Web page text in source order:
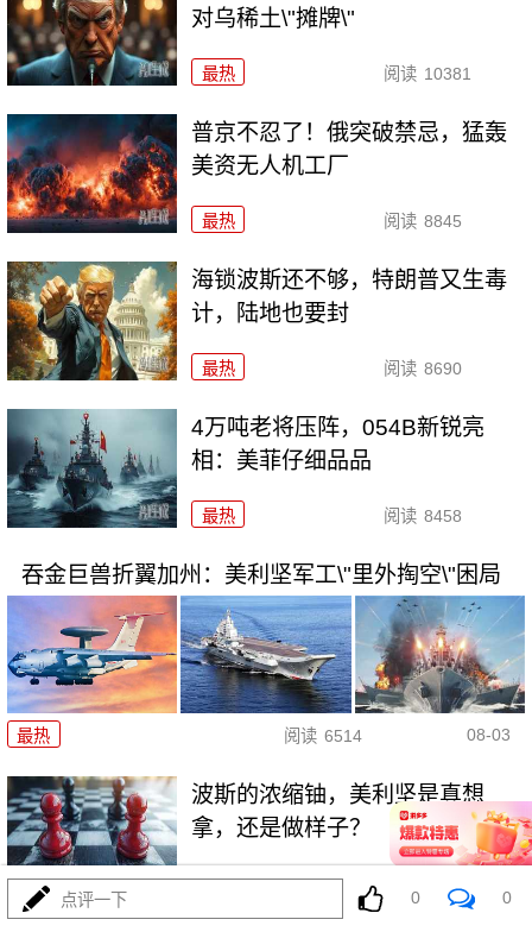
对乌稀土\"摊牌\"
最热 阅读 10381
普京不忍了！俄突破禁忌，猛轰
美资无人机工厂
最热 阅读 8845
海锁波斯还不够，特朗普又生毒
计，陆地也要封
最热 阅读 8690
4万吨老将压阵，054B新锐亮
相：美菲仔细品品
最热 阅读 8458
吞金巨兽折翼加州：美利坚军工\"里外掏空\"困局
最热 阅读 6514 08-03
波斯的浓缩铀，美利坚是真想
拿，还是做样子？
最热
点评一下 0 0